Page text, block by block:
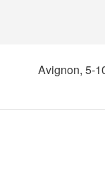
Avignon, 5-